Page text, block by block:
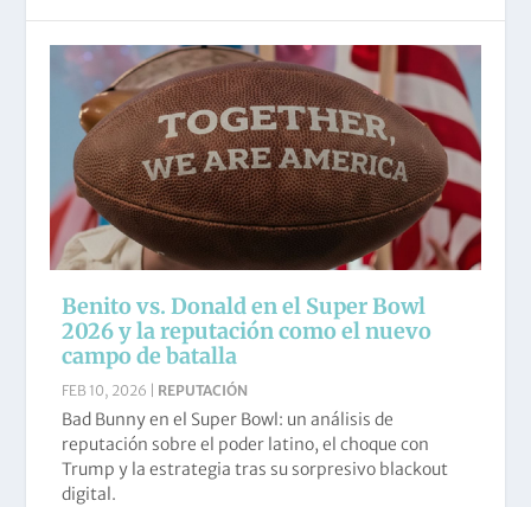
Benito vs. Donald en el Super Bowl
2026 y la reputación como el nuevo
campo de batalla
FEB 10, 2026 REPUTACIÓN
Bad Bunny en el Super Bowl: un análisis de
reputación sobre el poder latino, el choque con
Trump y la estrategia tras su sorpresivo blackout
digital.